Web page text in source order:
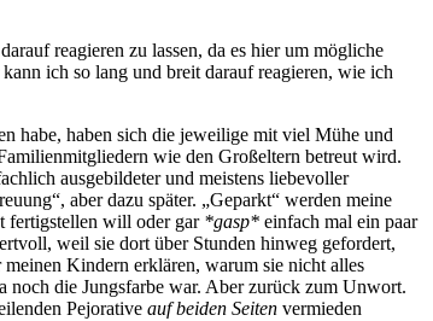
reagieren zu lassen, da es hier um mögliche
ich so lang und breit darauf reagieren, wie ich
habe, haben sich die jeweilige mit viel Mühe und
wie den Großeltern betreut wird.
ausgebildeter und meistens liebevoller
aber dazu später. „Geparkt“ werden meine
fertigstellen will oder gar *gasp* einfach mal ein paar
weil sie dort über Stunden hinweg gefordert,
Kindern erklären, warum sie nicht alles
noch die Jungsfarbe war. Aber zurück zum Unwort.
Pejorative auf beiden Seiten vermieden